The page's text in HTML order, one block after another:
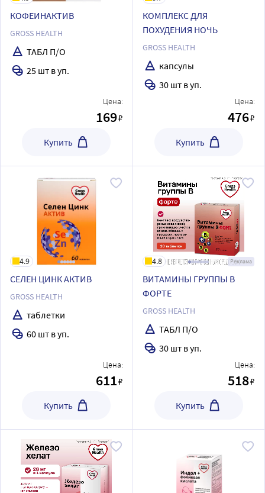
КОФЕИНАКТИВ
GROSS HEALTH
ТАБЛ П/О
25 шт в уп.
Цена:
169₽
Купить
КОМПЛЕКС ДЛЯ
ПОХУДЕНИЯ НОЧЬ
GROSS HEALTH
капсулы
30 шт в уп.
Цена:
476₽
Купить
4.9
СЕЛЕН ЦИНК АКТИВ
GROSS HEALTH
таблетки
60 шт в уп.
Цена:
611₽
Купить
Реклама
4.8
ВИТАМИНЫ ГРУППЫ В
ФОРТЕ
GROSS HEALTH
ТАБЛ П/О
30 шт в уп.
Цена:
518₽
Купить